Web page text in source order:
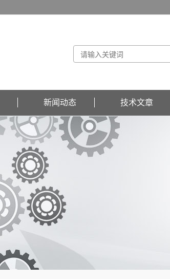
新闻动态 技术文章